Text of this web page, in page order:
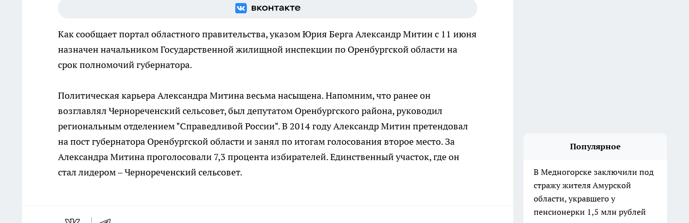
Как сообщает портал областного правительства, указом Юрия Берга Александр Митин с 11 июня
назначен начальником Государственной жилищной инспекции по Оренбургской области на
срок полномочий губернатора.
Политическая карьера Александра Митина весьма насыщена. Напомним, что ранее он
возглавлял Чернореченский сельсовет, был депутатом Оренбургского района, руководил
региональным отделением "Справедливой России". В 2014 году Александр Митин претендовал
на пост губернатора Оренбургской области и занял по итогам голосования второе место. За
Александра Митина проголосовали 7,3 процента избирателей. Единственный участок, где он
стал лидером – Чернореченский сельсовет.
Популярное
В Медногорске заключили под
стражу жителя Амурской
области, укравшего у
пенсионерки 1,5 млн рублей